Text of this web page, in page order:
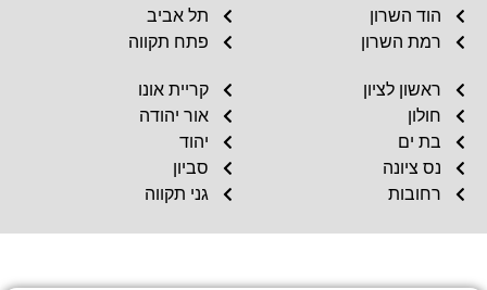
הוד השרון
רמת השרון
תל אביב
פתח תקווה
ראשון לציון
חולון
בת ים
נס ציונה
רחובות
קריית אונו
אור יהודה
יהוד
סביון
גני תקווה